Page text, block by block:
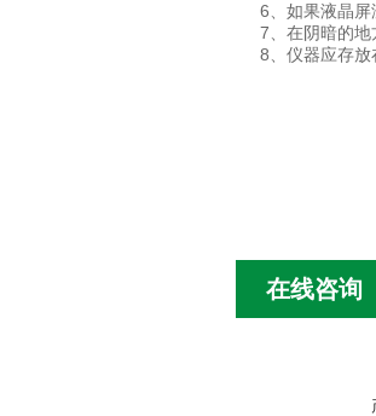
6、如果液晶
7、在阴暗的
8、仪器应存
在线咨询